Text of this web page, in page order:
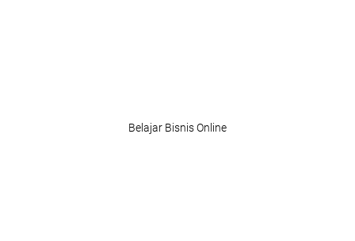
Belajar Bisnis Online